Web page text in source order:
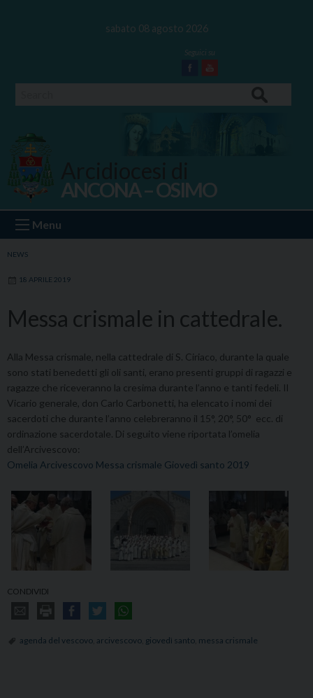
sabato 08 agosto 2026
Facebook
Youtube
Ancona Osimo
ANCONA – OSIMO
Menu
NEWS
18 APRILE 2019
Messa crismale in cattedrale.
Alla Messa crismale, nella cattedrale di S. Ciriaco, durante la quale
sono stati benedetti gli oli santi, erano presenti gruppi di ragazzi e
ragazze che riceveranno la cresima durante l’anno e tanti fedeli. Il
Vicario generale, don Carlo Carbonetti, ha elencato i nomi dei
sacerdoti che durante l’anno celebreranno il 15°, 20°, 50° ecc. di
ordinazione sacerdotale. Di seguito viene riportata l’omelia
dell’Arcivescovo:
Omelia Arcivescovo Messa crismale Giovedì santo 2019
CONDIVIDI
agenda del vescovo arcivescovo giovedì santo messa crismale